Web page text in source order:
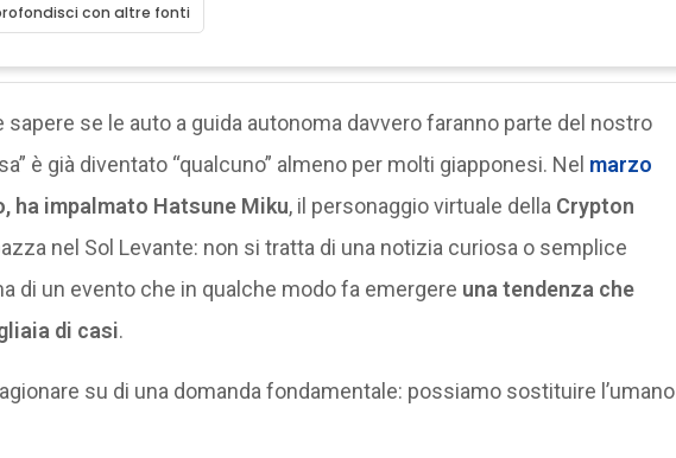
con altre fonti
sapere se le auto a guida autonoma davvero faranno parte del nostro
è già diventato “qualcuno” almeno per molti giapponesi. Nel marzo
ha impalmato Hatsune Miku, il personaggio virtuale della Crypton
nel Sol Levante: non si tratta di una notizia curiosa o semplice
di un evento che in qualche modo fa emergere una tendenza che
di casi.
su di una domanda fondamentale: possiamo sostituire l’umano